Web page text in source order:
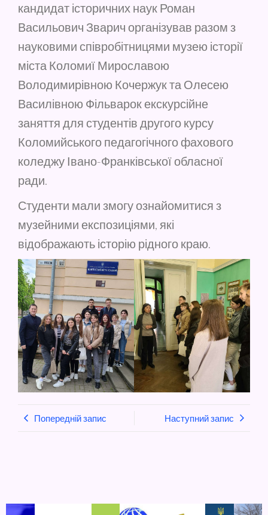
кандидат історичних наук Роман
Васильович Зварич організував разом з
науковими співробітницями музею історії
міста Коломиї Мирославою
Володимирівною Кочержук та Олесею
Василівною Фільварок екскурсійне
заняття для студентів другого курсу
Коломийського педагогічного фахового
коледжу Івано-Франківської обласної
ради.
Студенти мали змогу ознайомитися з
музейними експозиціями, які
відображають історію рідного краю.
Попередній запис Наступний запис